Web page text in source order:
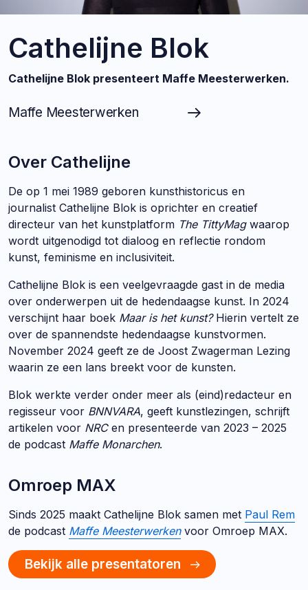
Cathelijne Blok
Cathelijne Blok presenteert Maffe Meesterwerken.
Maffe Meesterwerken
Over Cathelijne
De op 1 mei 1989 geboren kunsthistoricus en
journalist Cathelijne Blok is oprichter en creatief
directeur van het kunstplatform The TittyMagwaarop
wordt uitgenodigd tot dialoog en reflectie rondom
kunst, feminisme en inclusiviteit.
Cathelijne Blok is een veelgevraagde gast in de media
over onderwerpen uit de hedendaagse kunst. In 2024
verschijnt haar boek Maar is het kunst?Hierin vertelt ze
over de spannendste hedendaagse kunstvormen.
November 2024 geeft ze de Joost Zwagerman Lezing
waarin ze een lans breekt voor de kunsten.
Blok werkte verder onder meer als (eind)redacteur en
regisseur voor BNNVARA, geeft kunstlezingen, schrijft
artikelen voor NRCen presenteerde van 2023 – 2025
de podcast Maffe Monarchen.
Omroep MAX
Sinds 2025 maakt Cathelijne Blok samen met Paul Rem
de podcast Maffe Meesterwerkenvoor Omroep MAX.
Bekijk alle presentatoren